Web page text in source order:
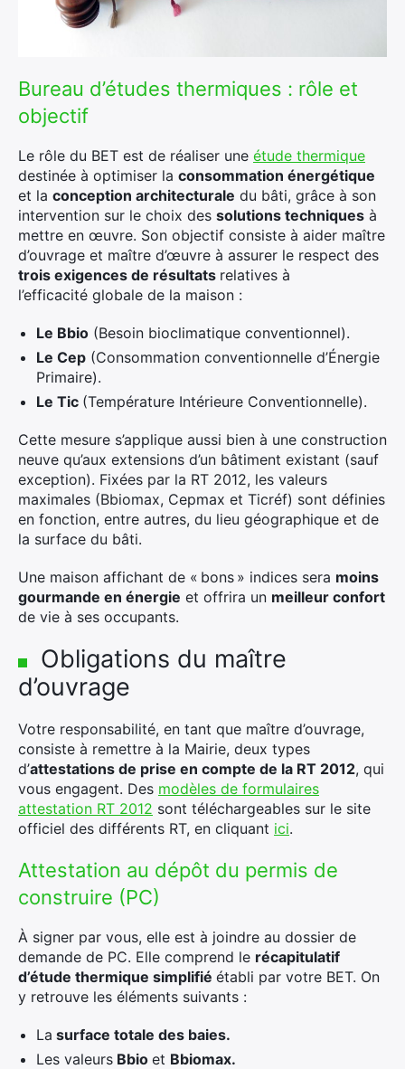
Bureau d’études thermiques : rôle et
objectif
Le rôle du BET est de réaliser une étude thermique
destinée à optimiser la consommation énergétique
et la conception architecturale du bâti, grâce à son
intervention sur le choix des solutions techniques à
mettre en œuvre. Son objectif consiste à aider maître
d’ouvrage et maître d’œuvre à assurer le respect des
trois exigences de résultats relatives à
l’efficacité globale de la maison :
Le Bbio (Besoin bioclimatique conventionnel).
Le Cep (Consommation conventionnelle d’Énergie
Primaire).
Le Tic (Température Intérieure Conventionnelle).
Cette mesure s’applique aussi bien à une construction
neuve qu’aux extensions d’un bâtiment existant (sauf
exception). Fixées par la RT 2012, les valeurs
maximales (Bbiomax, Cepmax et Ticréf) sont définies
en fonction, entre autres, du lieu géographique et de
la surface du bâti.
Une maison affichant de « bons » indices sera moins
gourmande en énergie et offrira un meilleur confort
de vie à ses occupants.
Obligations du maître
d’ouvrage
Votre responsabilité, en tant que maître d’ouvrage,
consiste à remettre à la Mairie, deux types
d’attestations de prise en compte de la RT 2012, qui
vous engagent. Des modèles de formulaires
attestation RT 2012 sont téléchargeables sur le site
officiel des différents RT, en cliquant ici.
Attestation au dépôt du permis de
construire (PC)
À signer par vous, elle est à joindre au dossier de
demande de PC. Elle comprend le récapitulatif
d’étude thermique simplifié établi par votre BET. On
y retrouve les éléments suivants :
La surface totale des baies.
Les valeurs Bbio et Bbiomax.